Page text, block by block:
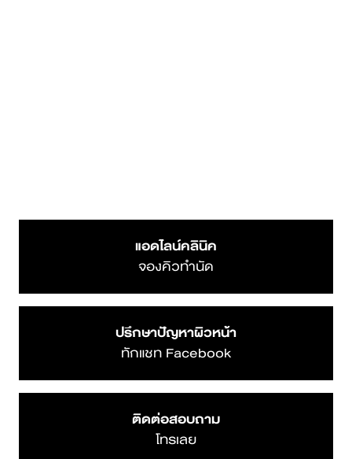
แอดไลน์คลินิค
จองคิวทำนัด
ปรึกษาปัญหาผิวหน้า
ทักแชท Facebook
ติดต่อสอบถาม
โทรเลย